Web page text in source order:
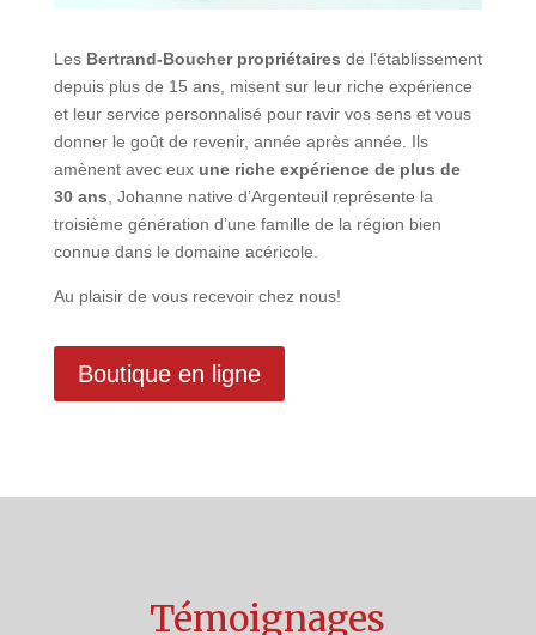
Les Bertrand-Boucher propriétaires de l’établissement
depuis plus de 15 ans, misent sur leur riche expérience
et leur service personnalisé pour ravir vos sens et vous
donner le goût de revenir, année après année. Ils
amènent avec eux une riche expérience de plus de
30 ans, Johanne native d’Argenteuil représente la
troisième génération d’une famille de la région bien
connue dans le domaine acéricole.
Au plaisir de vous recevoir chez nous!
Boutique en ligne
Témoignages